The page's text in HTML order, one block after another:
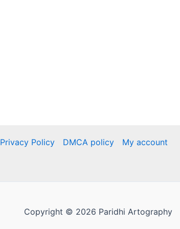
Privacy Policy DMCA policy My account
Copyright © 2026 Paridhi Artography